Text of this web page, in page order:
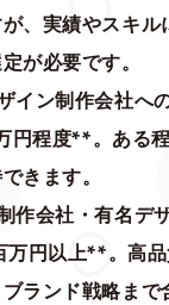
、実績やスキル
が必要です。
イン制作会社へ
円程度**。ある
きます。
作会社・有名デ
万円以上**。高
ランド戦略まで